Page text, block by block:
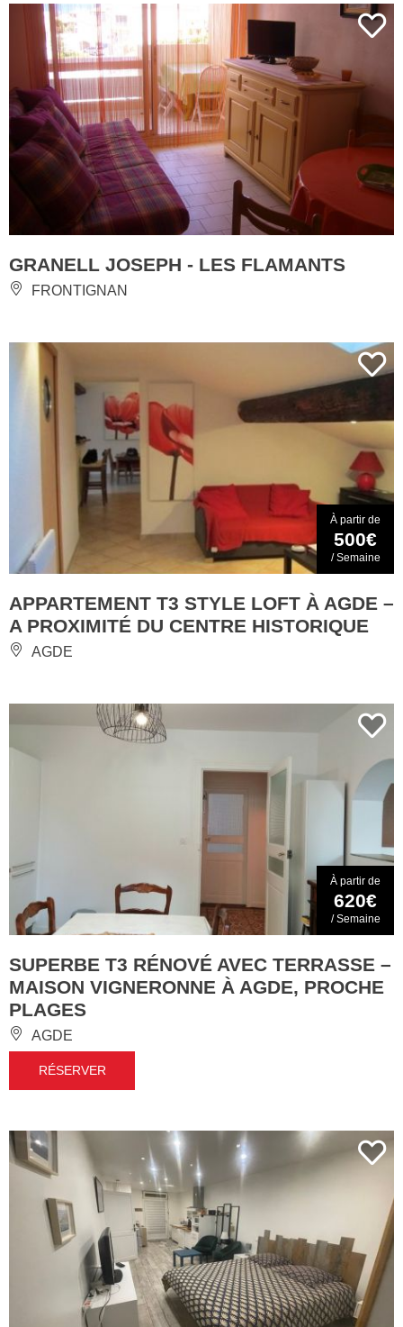
GRANELL JOSEPH - LES FLAMANTS
FRONTIGNAN
À partir de
500€
/ Semaine
APPARTEMENT T3 STYLE LOFT À AGDE –
A PROXIMITÉ DU CENTRE HISTORIQUE
AGDE
À partir de
620€
/ Semaine
SUPERBE T3 RÉNOVÉ AVEC TERRASSE –
MAISON VIGNERONNE À AGDE, PROCHE
PLAGES
AGDE
RÉSERVER